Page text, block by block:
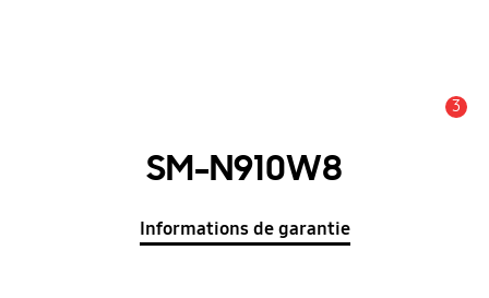
3
SM-N910W8
Informations de garantie